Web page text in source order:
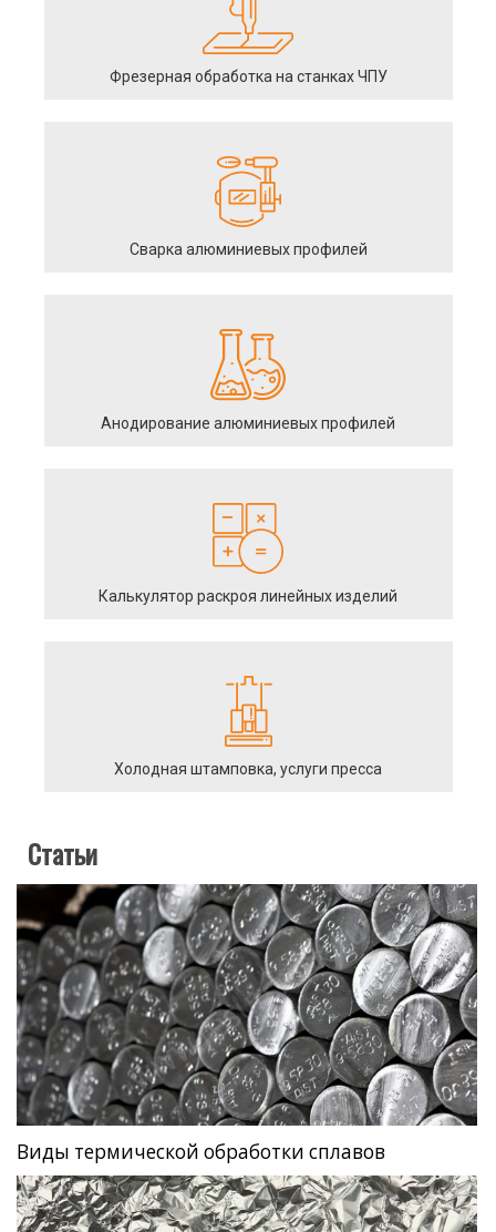
Фрезерная обработка на станках ЧПУ
Сварка алюминиевых профилей
Анодирование алюминиевых профилей
Калькулятор раскроя линейных изделий
Холодная штамповка, услуги пресса
Статьи
Виды термической обработки сплавов